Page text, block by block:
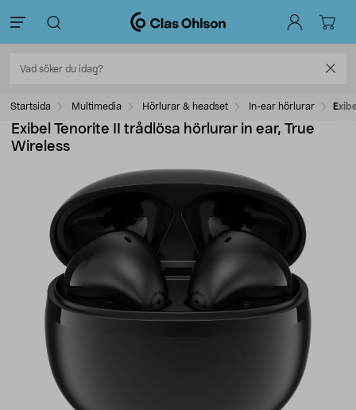
Startsida Multimedia Hörlurar & headset In-ear hörlurar
Exibel Tenorite II trådlösa hörlurar in ear, True
Wireless